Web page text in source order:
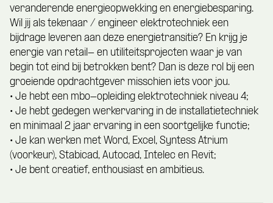
veranderende energieopwekking en energiebesparing.
Wil jij als tekenaar / engineer elektrotechniek een
bijdrage leveren aan deze energietransitie? En krijg je
energie van retail- en utiliteitsprojecten waar je van
begin tot eind bij betrokken bent? Dan is deze rol bij een
groeiende opdrachtgever misschien iets voor jou.
• Je hebt een mbo-opleiding elektrotechniek niveau 4;
• Je hebt gedegen werkervaring in de installatietechniek
en minimaal 2 jaar ervaring in een soortgelijke functie;
• Je kan werken met Word, Excel, Syntess Atrium
(voorkeur), Stabicad, Autocad, Intelec en Revit;
• Je bent creatief, enthousiast en ambitieus.